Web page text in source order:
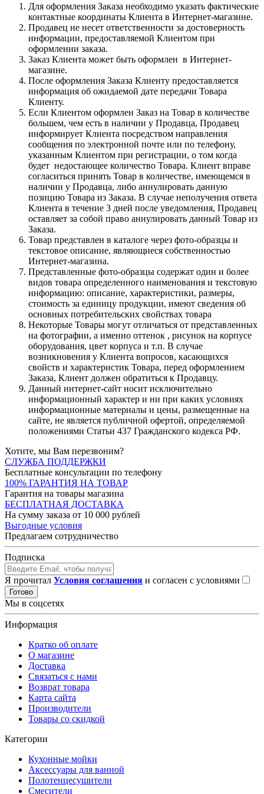
Для оформления Заказа необходимо указать фактические
контактные координаты Клиента в Интернет-магазине.
Продавец не несет ответственности за достоверность
информации, предоставляемой Клиентом при
оформлении заказа.
Заказ Клиента может быть оформлен в Интернет-
магазине.
После оформления Заказа Клиенту предоставляется
информация об ожидаемой дате передачи Товара
Клиенту.
Если Клиентом оформлен Заказ на Товар в количестве
большем, чем есть в наличии у Продавца, Продавец
информирует Клиента посредством направления
сообщения по электронной почте или по телефону,
указанным Клиентом при регистрации, о том когда
будет недостающее количество Товара. Клиент вправе
согласиться принять Товар в количестве, имеющемся в
наличии у Продавца, либо аннулировать данную
позицию Товара из Заказа. В случае неполучения ответа
Клиента в течение 3 дней после уведомления, Продавец
оставляет за собой право аннулировать данный Товар из
Заказа.
Товар представлен в каталоге через фото-образцы и
текстовое описание, являющиеся собственностью
Интернет-магазина.
Представленные фото-образцы содержат один и более
видов товара определенного наименования и текстовую
информацию: описание, характеристики, размеры,
стоимость за единицу продукции, имеют сведения об
основных потребительских свойствах товара
Некоторые Товары могут отличаться от представленных
на фотографии, а именно оттенок , рисунок на корпусе
оборудования, цвет корпуса и т.п. В случае
возникновения у Клиента вопросов, касающихся
свойств и характеристик Товара, перед оформлением
Заказа, Клиент должен обратиться к Продавцу.
Данный интернет-сайт носит исключительно
информационный характер и ни при каких условиях
информационные материалы и цены, размещенные на
сайте, не является публичной офертой, определяемой
положениями Статьи 437 Гражданского кодекса РФ.
Хотите, мы Вам перезвоним?
СЛУЖБА ПОДДЕРЖКИ
Бесплатные консультации по телефону
100% ГАРАНТИЯ НА ТОВАР
Гарантия на товары магазина
БЕСПЛАТНАЯ ДОСТАВКА
На сумму заказа от 10 000 рублей
Выгодные условия
Предлагаем сотрудничество
Подписка
Я прочитал Условия соглашения и согласен с условиями
Готово
Мы в соцсетях
Информация
Кратко об оплате
О магазине
Доставка
Связаться с нами
Возврат товара
Карта сайта
Производители
Товары со скидкой
Категории
Кухонные мойки
Аксессуары для ванной
Полотенцесушители
Смесители